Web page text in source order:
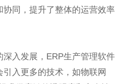
协同，提升了整体的运营效率
深入发展，ERP生产管理软件
入更多的技术，如物联网